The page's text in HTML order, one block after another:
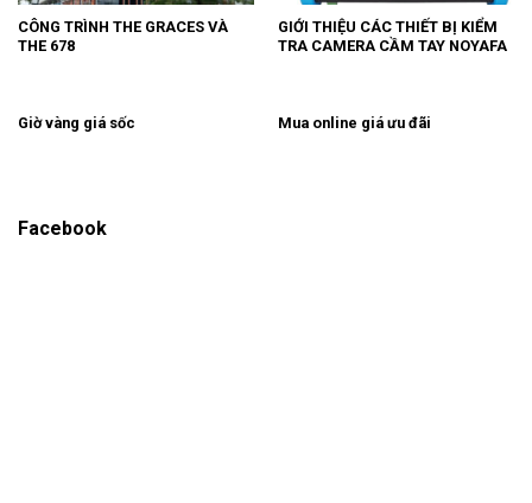
CÔNG TRÌNH THE GRACES VÀ
THE 678
GIỚI THIỆU CÁC THIẾT BỊ KIỂM
TRA CAMERA CẦM TAY NOYAFA
Giờ vàng giá sốc Mua online giá ưu đãi
Facebook